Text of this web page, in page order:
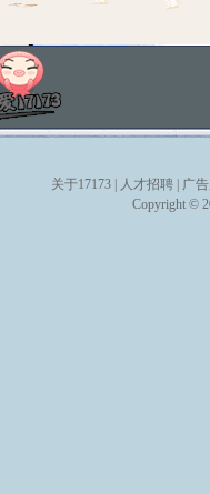
关于17173 人才招聘
广
Copyright ©